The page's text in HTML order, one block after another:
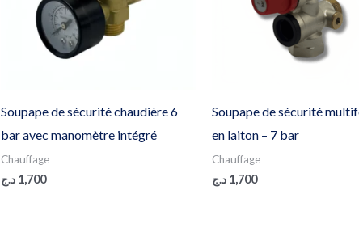
Soupape de sécurité chaudière 6
bar avec manomètre intégré
Chauffage
1,700 د.ج
Soupape de sécurité
en laiton – 7 bar
Chauffage
1,700 د.ج